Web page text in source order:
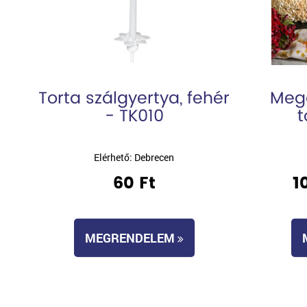
Torta szálgyertya, fehér
- TK010
Elérhető: Debrecen
60 Ft
MEGRENDELEM